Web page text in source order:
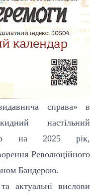
справа» в
настільний
на 2025 рік,
Революційного
Бандерою.
актуальні вислови